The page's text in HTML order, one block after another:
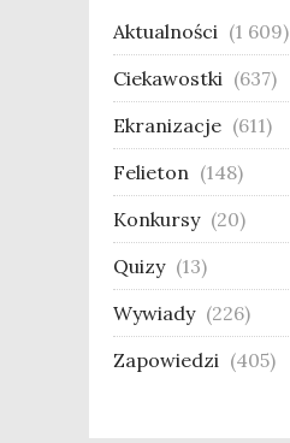
Aktualności (1 609)
Ciekawostki (637)
Ekranizacje (611)
Felieton (148)
Konkursy (20)
Quizy (13)
Wywiady (226)
Zapowiedzi (405)